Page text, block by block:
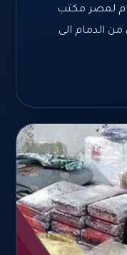
لمصر مكتب
الدمام الى